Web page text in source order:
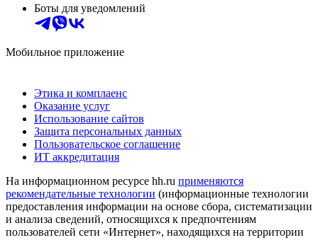
Боты для уведомлений
Мобильное приложение
Этика и комплаенс
Оказание услуг
Использование сайтов
Защита персональных данных
Пользовательское соглашение
ИТ аккредитация
На информационном ресурсе hh.ru применяются
рекомендательные технологии (информационные технологии
предоставления информации на основе сбора, систематизации
и анализа сведений, относящихся к предпочтениям
пользователей сети «Интернет», находящихся на территории